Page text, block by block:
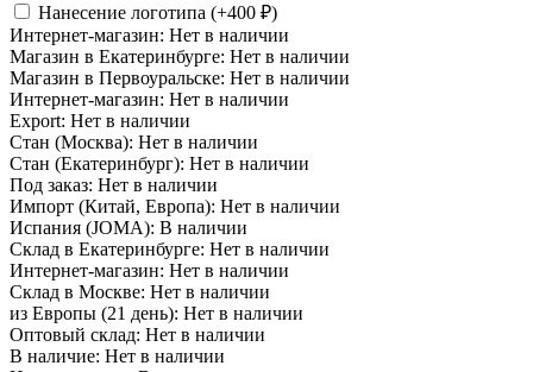
Нанесение логотипа (+400 ₽)
Интернет-магазин: Нет в наличии
Магазин в Екатеринбурге: Нет в наличии
Магазин в Первоуральске: Нет в наличии
Интернет-магазин: Нет в наличии
Export: Нет в наличии
Стан (Москва): Нет в наличии
Стан (Екатеринбург): Нет в наличии
Под заказ: Нет в наличии
Импорт (Китай, Европа): Нет в наличии
Испания (JOMA): В наличии
Склад в Екатеринбурге: Нет в наличии
Интернет-магазин: Нет в наличии
Склад в Москве: Нет в наличии
из Европы (21 день): Нет в наличии
Оптовый склад: Нет в наличии
В наличие: Нет в наличии